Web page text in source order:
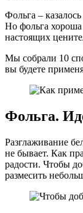
Фольга –
Но фольга хороша
настоящих
Мы собрали 10
вы будете
Фольга.
Разглаживание
не бывает. Как
радости. Чтобы
размесить